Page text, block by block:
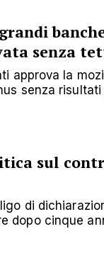
senza
approva la
senza
sul
di
dopo cinque